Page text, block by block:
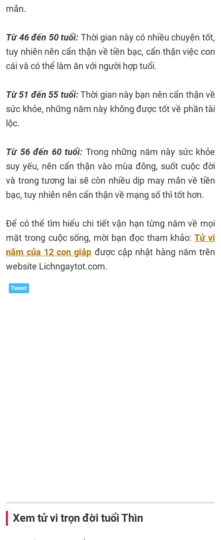
mắn.
Từ 46 đến 50 tuổi: Thời gian này có nhiều chuyện tốt,
tuy nhiên nên cẩn thận về tiền bạc, cẩn thận việc con
cái và có thể làm ăn với người hợp tuổi.
Từ 51 đến 55 tuổi:Thời gian này bạn nên cẩn thận về
sức khỏe, những năm này không được tốt về phần tài
lộc.
Từ 56 đến 60 tuổi: Trong những năm này sức khỏe
suy yếu, nên cẩn thận vào mùa đông, suốt cuộc đời
và trong tương lai sẽ còn nhiều dịp may mắn về tiền
bạc, tuy nhiên nên cẩn thận về mạng số thì tốt hơn.
Để có thể tìm hiểu chi tiết vận hạn từng năm về mọi
mặt trong cuộc sống, mời bạn đọc tham khảo:Tử vi
năm của 12 con giáp được cập nhật hàng năm trên
website Lichngaytot.com.
Xem tử vi trọn đời tuổi Thìn